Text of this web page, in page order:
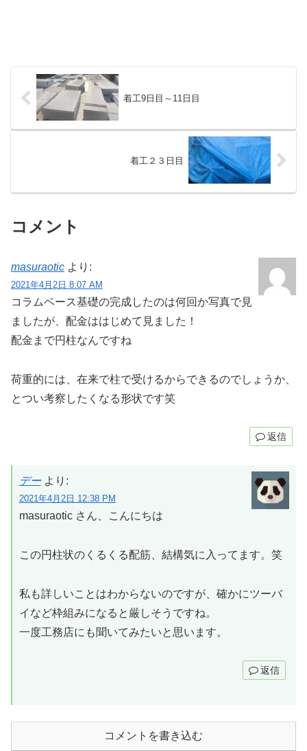
着工9日目～11日目
着工２３日目
コメント
masuraotic より:
2021年4月2日 8:07 AM
コラムベース基礎の完成したのは何回か写真で見
ましたが、配金ははじめて見ました！
配金まで円柱なんですね
荷重的には、在来で柱で受けるからできるのでしょうか、
とつい考察したくなる形状です笑
返信
デー より:
2021年4月2日 12:38 PM
masuraotic さん、こんにちは
この円柱状のくるくる配筋、結構気に入ってます。笑
私も詳しいことはわからないのですが、確かにツーバ
イなど枠組みになると厳しそうですね。
一度工務店にも聞いてみたいと思います。
返信
コメントを書き込む